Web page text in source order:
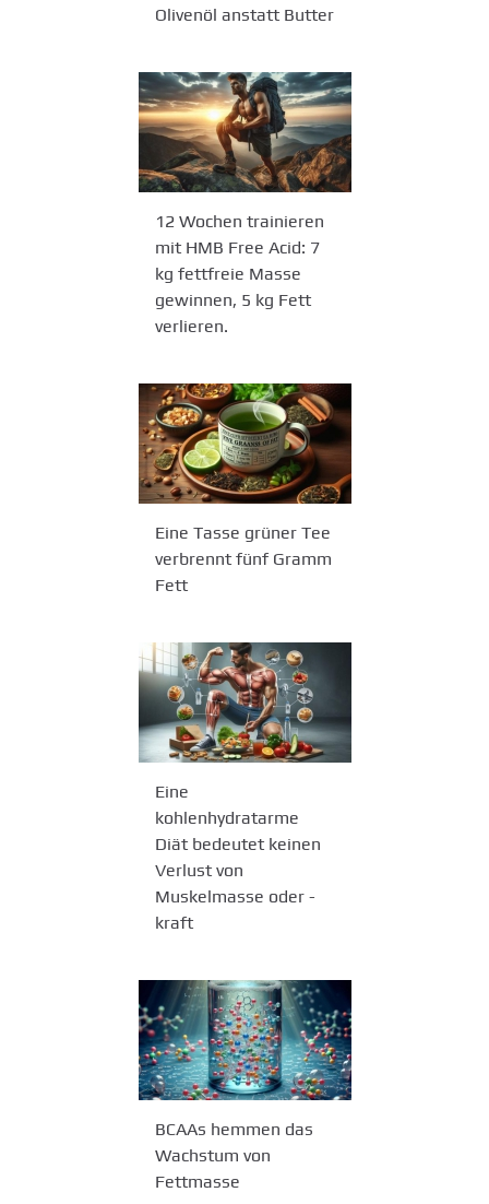
Olivenöl anstatt Butter
12 Wochen trainieren
mit HMB Free Acid: 7
kg fettfreie Masse
gewinnen, 5 kg Fett
verlieren.
Eine Tasse grüner Tee
verbrennt fünf Gramm
Fett
Eine
kohlenhydratarme
Diät bedeutet keinen
Verlust von
Muskelmasse oder -
kraft
BCAAs hemmen das
Wachstum von
Fettmasse